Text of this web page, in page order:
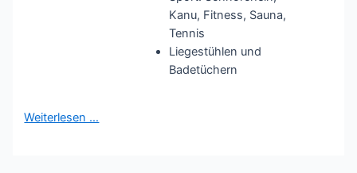
Kanu, Fitness, Sauna,
Tennis
Liegestühlen und
Badetüchern
Weiterlesen …